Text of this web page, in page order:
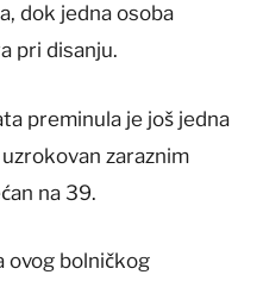
dok jedna osoba
pri disanju.
preminula je još jedna
zaraznim
na 39.
ovog bolničkog